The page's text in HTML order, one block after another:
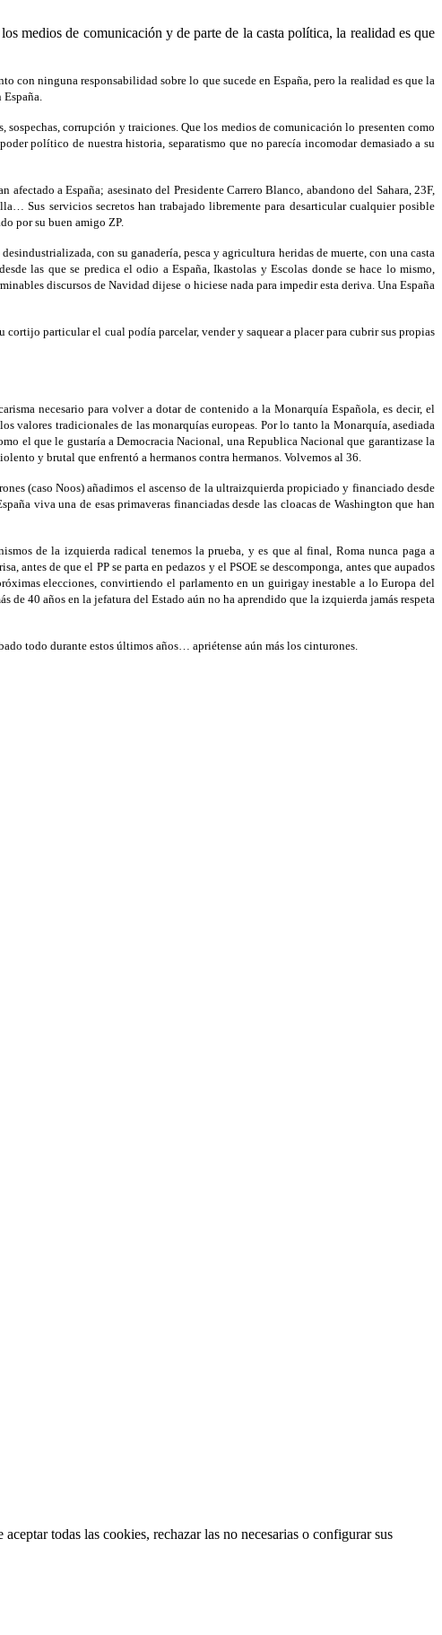
medios de comunicación y de parte de la casta política, la realidad es que
con ninguna responsabilidad sobre lo que sucede en España, pero la realidad es que la
España.
corrupción y traiciones. Que los medios de comunicación lo presenten como
político de nuestra historia, separatismo que no parecía incomodar demasiado a su
a España; asesinato del Presidente Carrero Blanco, abandono del Sahara, 23F,
Sus servicios secretos han trabajado libremente para desarticular cualquier posible
por su buen amigo ZP.
con su ganadería, pesca y agricultura heridas de muerte, con una casta
las que se predica el odio a España, Ikastolas y Escolas donde se hace lo mismo,
discursos de Navidad dijese o hiciese nada para impedir esta deriva. Una España
particular el cual podía parcelar, vender y saquear a placer para cubrir sus propias
necesario para volver a dotar de contenido a la Monarquía Española, es decir, el
valores tradicionales de las monarquías europeas. Por lo tanto la Monarquía, asediada
el que le gustaría a Democracia Nacional, una Republica Nacional que garantizase la
y brutal que enfrentó a hermanos contra hermanos. Volvemos al 36.
(caso Noos) añadimos el ascenso de la ultraizquierda propiciado y financiado desde
viva una de esas primaveras financiadas desde las cloacas de Washington que han
de la izquierda radical tenemos la prueba, y es que al final, Roma nunca paga a
de que el PP se parta en pedazos y el PSOE se descomponga, antes que aupados
elecciones, convirtiendo el parlamento en un guirigay inestable a lo Europa del
de 40 años en la jefatura del Estado aún no ha aprendido que la izquierda jamás respeta
todo durante estos últimos años… apriétense aún más los cinturones.
todas las cookies, rechazar las no necesarias o configurar sus